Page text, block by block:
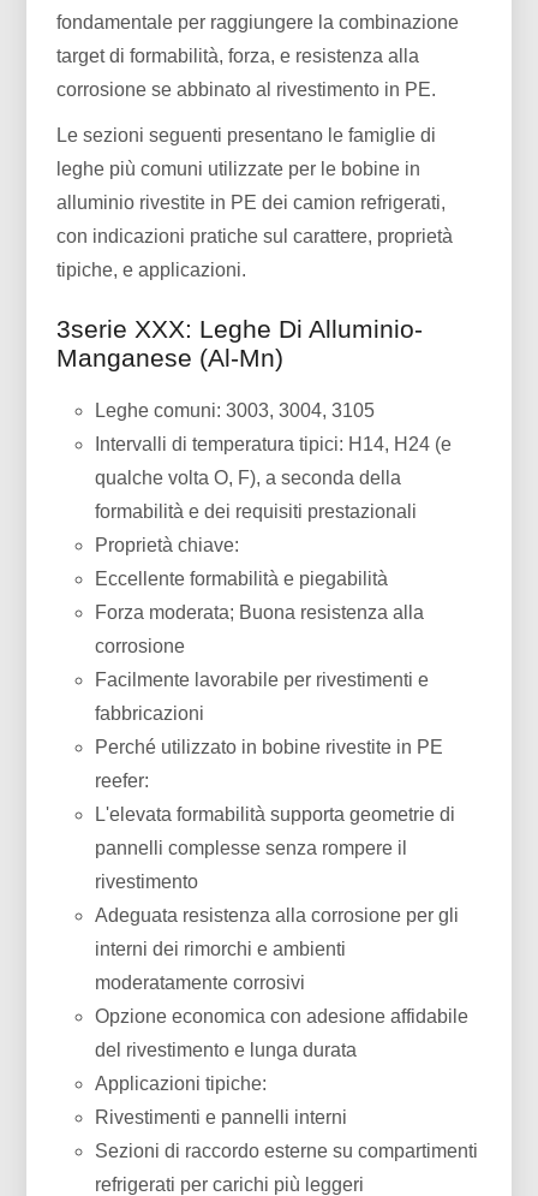
fondamentale per raggiungere la combinazione
target di formabilità, forza, e resistenza alla
corrosione se abbinato al rivestimento in PE.
Le sezioni seguenti presentano le famiglie di
leghe più comuni utilizzate per le bobine in
alluminio rivestite in PE dei camion refrigerati,
con indicazioni pratiche sul carattere, proprietà
tipiche, e applicazioni.
3serie XXX: Leghe Di Alluminio-
Manganese (Al-Mn)
Leghe comuni: 3003, 3004, 3105
Intervalli di temperatura tipici: H14, H24 (e
qualche volta O, F), a seconda della
formabilità e dei requisiti prestazionali
Proprietà chiave:
Eccellente formabilità e piegabilità
Forza moderata; Buona resistenza alla
corrosione
Facilmente lavorabile per rivestimenti e
fabbricazioni
Perché utilizzato in bobine rivestite in PE
reefer:
L'elevata formabilità supporta geometrie di
pannelli complesse senza rompere il
rivestimento
Adeguata resistenza alla corrosione per gli
interni dei rimorchi e ambienti
moderatamente corrosivi
Opzione economica con adesione affidabile
del rivestimento e lunga durata
Applicazioni tipiche:
Rivestimenti e pannelli interni
Sezioni di raccordo esterne su compartimenti
refrigerati per carichi più leggeri